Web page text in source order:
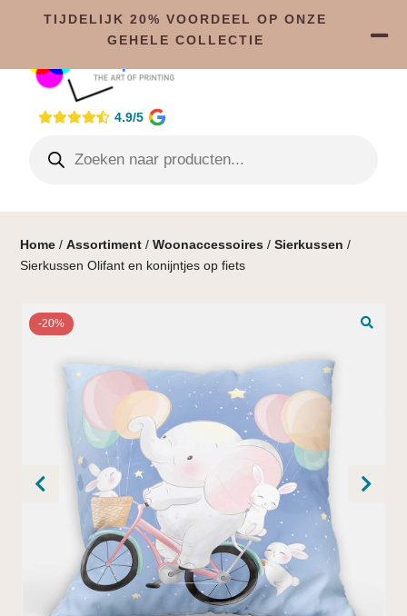
4.9/5
Home /Assortiment /Woonaccessoires /Sierkussen /
Sierkussen Olifant en konijntjes op fiets
-20%
TIJDELIJK 20% VOORDEEL OP ONZE
GEHELE COLLECTIE